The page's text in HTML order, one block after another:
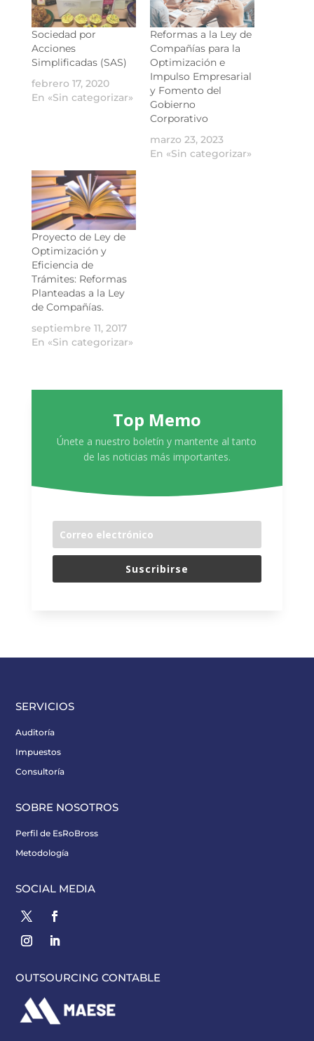
Sociedad por
Acciones
Simplificadas (SAS)
febrero 17, 2020
En «Sin categorizar»
Reformas a la Ley de
Compañías para la
Optimización e
Impulso Empresarial
y Fomento del
Gobierno
Corporativo
marzo 23, 2023
En «Sin categorizar»
Proyecto de Ley de
Optimización y
Eficiencia de
Trámites: Reformas
Planteadas a la Ley
de Compañías.
septiembre 11, 2017
En «Sin categorizar»
Top Memo
Únete a nuestro boletín y mantente al tanto
de las noticias más importantes.
Suscribirse
SERVICIOS
Auditoría
Impuestos
Consultoría
SOBRE NOSOTROS
Perfil de EsRoBross
Metodología
SOCIAL MEDIA
OUTSOURCING CONTABLE